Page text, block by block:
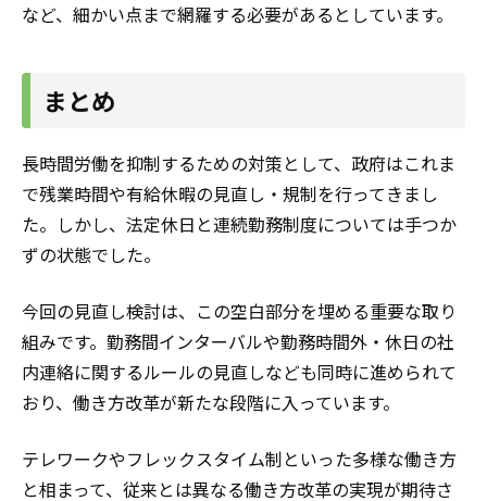
など、細かい点まで網羅する必要があるとしています。
まとめ
長時間労働を抑制するための対策として、政府はこれま
で残業時間や有給休暇の見直し・規制を行ってきまし
た。しかし、法定休日と連続勤務制度については手つか
ずの状態でした。
今回の見直し検討は、この空白部分を埋める重要な取り
組みです。勤務間インターバルや勤務時間外・休日の社
内連絡に関するルールの見直しなども同時に進められて
おり、働き方改革が新たな段階に入っています。
テレワークやフレックスタイム制といった多様な働き方
と相まって、従来とは異なる働き方改革の実現が期待さ